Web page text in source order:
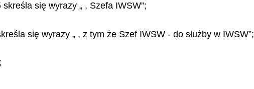
się wyrazy „ , Szefa IWSW”;
się wyrazy „ , z tym że Szef IWSW - do służby w IWSW”;